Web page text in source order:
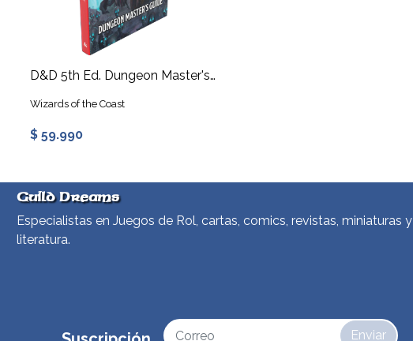
D&D 5th Ed. Dungeon Master's Guide 2024
Wizards of the Coast
$ 59.990
Guild Dreams
Especialistas en Juegos de Rol, cartas, comics, revistas, miniaturas y
literatura.
Enviar